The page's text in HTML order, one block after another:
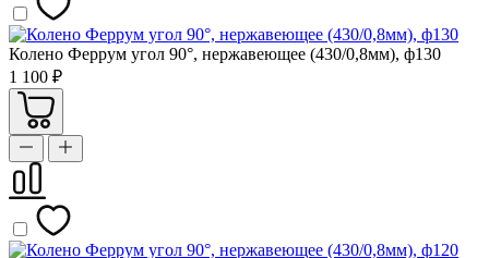
Колено Феррум угол 90°, нержавеющее (430/0,8мм), ф130
1 100 ₽